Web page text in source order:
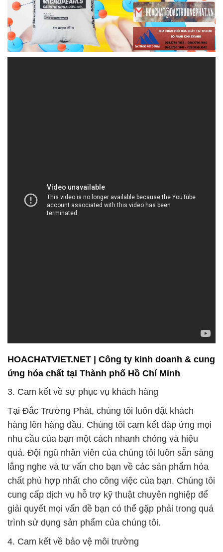
HOACHATVIET.NET | Công ty kinh doanh & cung
ứng hóa chất tại Thành phố Hồ Chí Minh
3. Cam kết về sự phục vụ khách hàng
Tại Đắc Trường Phát, chúng tôi luôn đặt khách
hàng lên hàng đầu. Chúng tôi cam kết đáp ứng mọi
nhu cầu của bạn một cách nhanh chóng và hiệu
quả. Đội ngũ nhân viên của chúng tôi luôn sẵn sàng
lắng nghe và tư vấn cho bạn về các sản phẩm hóa
chất phù hợp nhất cho công việc của bạn. Chúng tôi
cung cấp dịch vụ hỗ trợ kỹ thuật chuyên nghiệp để
giải quyết mọi vấn đề bạn có thể gặp phải trong quá
trình sử dụng sản phẩm của chúng tôi.
4. Cam kết về bảo vệ môi trường